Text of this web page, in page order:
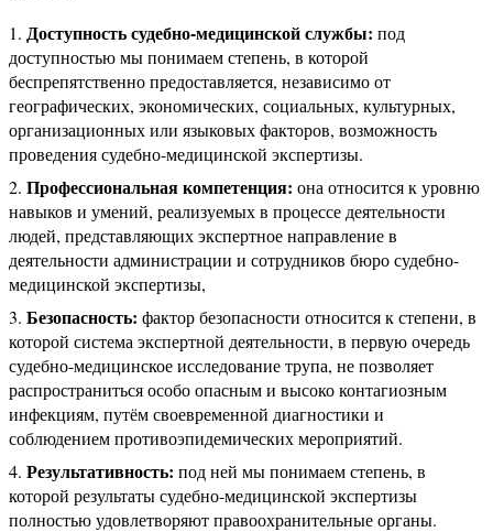
Доступность судебно-медицинской службы: под
доступностью мы понимаем степень, в которой
беспрепятственно предоставляется, независимо от
географических, экономических, социальных, культурных,
организационных или языковых факторов, возможность
проведения судебно-медицинской экспертизы.
Профессиональная компетенция: она относится к уровню
навыков и умений, реализуемых в процессе деятельности
людей, представляющих экспертное направление в
деятельности администрации и сотрудников бюро судебно-
медицинской экспертизы,
Безопасность: фактор безопасности относится к степени, в
которой система экспертной деятельности, в первую очередь
судебно-медицинское исследование трупа, не позволяет
распространиться особо опасным и высоко контагиозным
инфекциям, путём своевременной диагностики и
соблюдением противоэпидемических мероприятий.
Результативность: под ней мы понимаем степень, в
которой результаты судебно-медицинской экспертизы
полностью удовлетворяют правоохранительные органы.